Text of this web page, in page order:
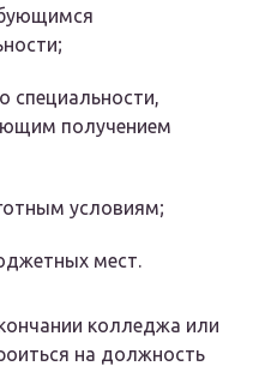
специальности,
получением
условиям;
мест.
колледжа или
на должность